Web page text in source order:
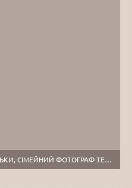
СІМЕЙНА ФОТОСЕСІЯ МАМИ І ДОНЬКИ, СІМЕЙНИЙ ФОТОГРАФ ТЕРНОПІЛЬ, ПОРТРЕТНИЙ ФОТОГРАФ, СІМЕЙНА ФОТОСЕСІЯ ТЕРНОПІЛЬ, ФОТОСЕСІЯ В ЖОРЖИНАХ